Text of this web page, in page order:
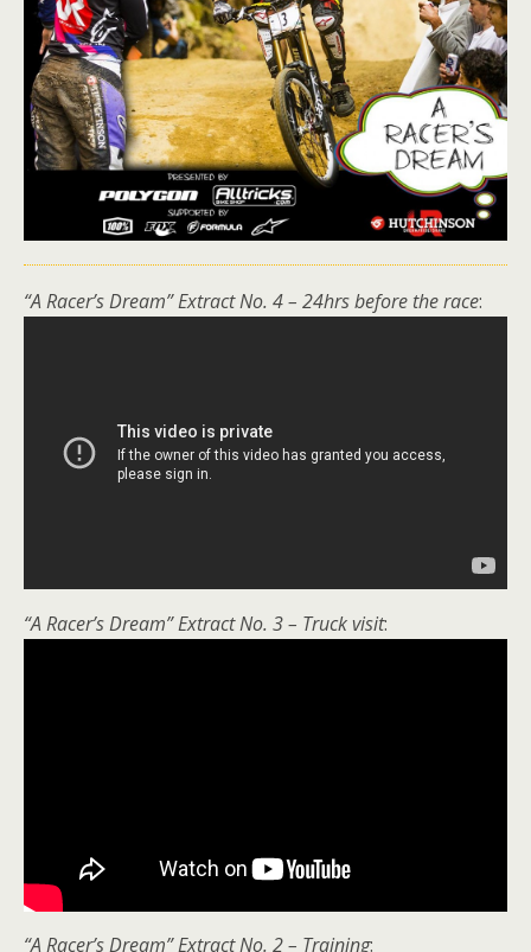
“A Racer’s Dream” Extract No. 4 – 24hrs before the race:
“A Racer’s Dream” Extract No. 3 – Truck visit:
“A Racer’s Dream” Extract No. 2 – Training: